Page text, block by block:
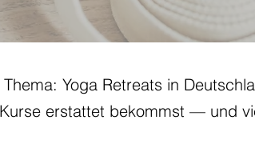
Yoga Retreats in
erstattet bekommst — und